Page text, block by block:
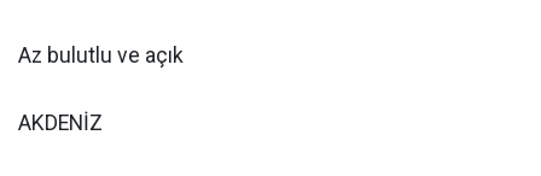
Az bulutlu ve açık
AKDENİZ